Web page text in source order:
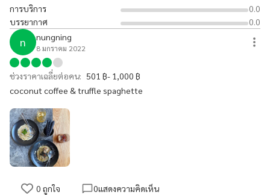
การบริการ
0.0
บรรยากาศ
0.0
n nungning
8 มกราคม 2022
ช่วงราคาเฉลี่ยต่อคน: 501 ฿- 1,000 ฿
coconut coffee & truffle spaghette
0 ถูกใจ 0แสดงความคิดเห็น